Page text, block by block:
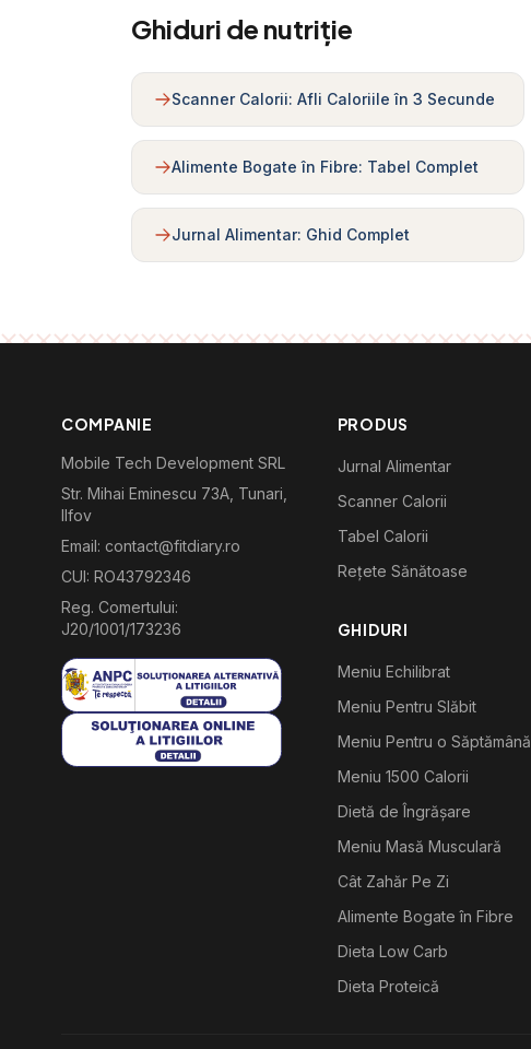
Ghiduri de nutriție
Scanner Calorii: Afli Caloriile în 3 Secunde
Alimente Bogate în Fibre: Tabel Complet
Jurnal Alimentar: Ghid Complet
COMPANIE
Mobile Tech Development SRL
Str. Mihai Eminescu 73A, Tunari,
Ilfov
Email: contact@fitdiary.ro
CUI: RO43792346
Reg. Comertului:
J20/1001/173236
PRODUS
Jurnal Alimentar
Scanner Calorii
Tabel Calorii
Rețete Sănătoase
GHIDURI
Meniu Echilibrat
Meniu Pentru Slăbit
Meniu Pentru o Săptămână
Meniu 1500 Calorii
Dietă de Îngrășare
Meniu Masă Musculară
Cât Zahăr Pe Zi
Alimente Bogate în Fibre
Dieta Low Carb
Dieta Proteică